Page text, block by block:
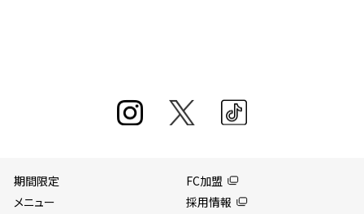
期間限定
メニュー
FC加盟
採用情報